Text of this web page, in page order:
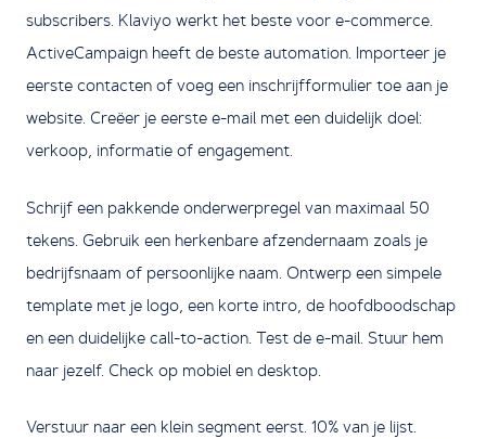
subscribers. Klaviyo werkt het beste voor e-commerce.
ActiveCampaign heeft de beste automation. Importeer je
eerste contacten of voeg een inschrijfformulier toe aan je
website. Creëer je eerste e-mail met een duidelijk doel:
verkoop, informatie of engagement.
Schrijf een pakkende onderwerpregel van maximaal 50
tekens. Gebruik een herkenbare afzendernaam zoals je
bedrijfsnaam of persoonlijke naam. Ontwerp een simpele
template met je logo, een korte intro, de hoofdboodschap
en een duidelijke call-to-action. Test de e-mail. Stuur hem
naar jezelf. Check op mobiel en desktop.
Verstuur naar een klein segment eerst. 10% van je lijst.